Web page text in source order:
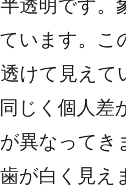
透明です。
います。こ
けて見えて
じく個人差
異なってき
が白く見え